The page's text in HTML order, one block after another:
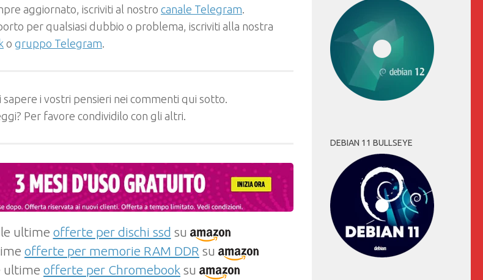
aggiornato, iscriviti al nostro canale Telegram.
per qualsiasi dubbio o problema, iscriviti alla nostra
o gruppo Telegram.
sapere i vostri pensieri nei commenti qui sotto.
Per favore condividilo con gli altri.
ultime offerte per dischi ssd su
offerte per memorie RAM DDR su
ultime offerte per Chromebook su
DEBIAN 11 BULLSEYE